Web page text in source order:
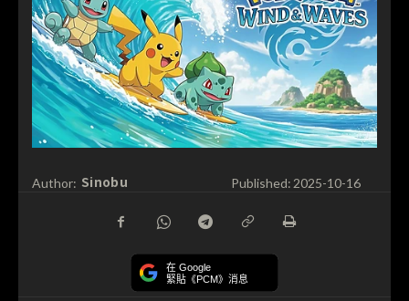
Author: Sinobu Published: 2025-10-16
在 Google
緊貼《PCM》消息